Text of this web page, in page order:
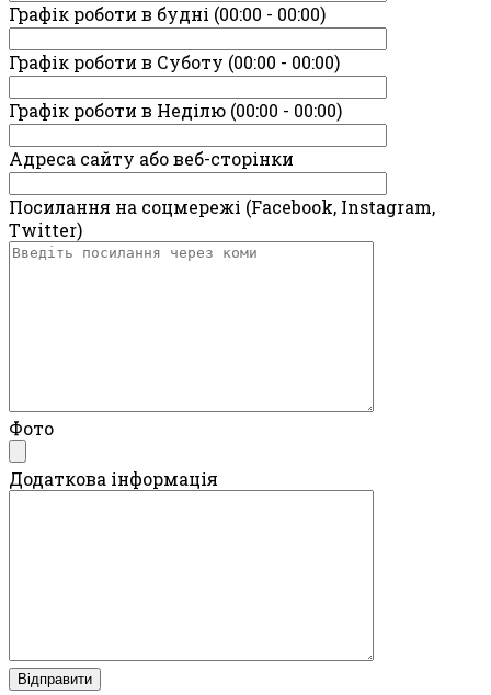
Графік роботи в будні (00:00 - 00:00)
Графік роботи в Суботу (00:00 - 00:00)
Графік роботи в Неділю (00:00 - 00:00)
Адреса сайту або веб-сторінки
Посилання на соцмережі (Facebook, Instagram,
Twitter)
Фото
Додаткова інформація